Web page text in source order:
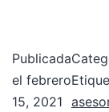
Publicada
el febrero
15, 2021